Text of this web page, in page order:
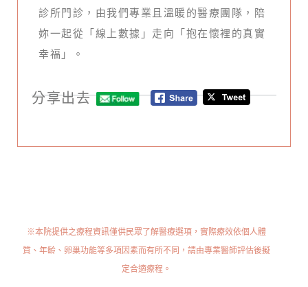
診所門診，由我們專業且溫暖的醫療團隊，陪
妳一起從「線上數據」走向「抱在懷裡的真實
幸福」。
分享出去
※本院提供之療程資訊僅供民眾了解醫療選項，實際療效依個人體
質、年齡、卵巢功能等多項因素而有所不同，請由專業醫師評估後擬
定合適療程。